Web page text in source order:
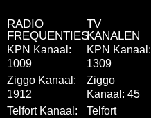
RADIO
FREQUENTIES
KPN Kanaal:
1009
Ziggo Kanaal:
1912
Telfort Kanaal:
TV
KANALEN
KPN Kanaal:
1309
Ziggo
Kanaal: 45
Telfort